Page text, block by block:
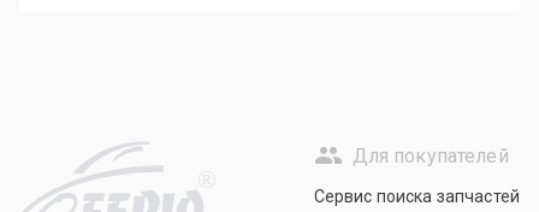
R
Для покупателей
Сервис поиска запчастей